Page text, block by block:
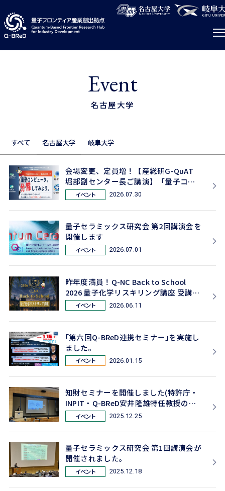
Event
名古屋大学
すべて 名古屋大学 岐阜大学
会場変更、定員増！【産総研G-QuAT
堀部副センター長ご講演】「量子コン
ピュータを分解してみよう」参加者募
集
イベント 2026.07.30
量子セラミックス研究会 第2回講演会を
開催します
イベント 2026.07.01
昨年度満員！Q-NC Back to School
2026 量子化学リスキリング講座 受講者
募集イベント 2026.06.11
｢第六回Q-BReD連携セミナー｣を実施し
ました。
イベント 2026.01.15
知財セミナーを開催しました(特許庁・
INPIT・Q-BReD安井隆雄特任教授の講
演)イベント 2025.12.25
量子セラミックス研究会 第1回講演会が
開催されました。
イベント 2025.12.18